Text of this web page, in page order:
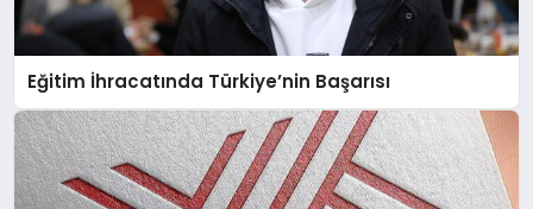
Eğitim İhracatında Türkiye’nin Başarısı